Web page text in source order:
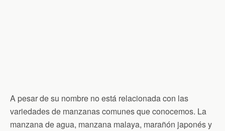
A pesar de su nombre no está relacionada con las
variedades de manzanas comunes que conocemos. La
manzana de agua, manzana malaya, marañón japonés y